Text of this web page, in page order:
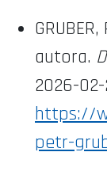
autora.
2026-
https://
petr-